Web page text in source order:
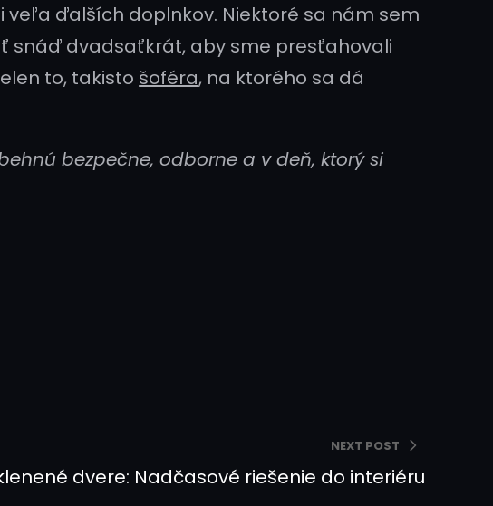
veľa ďalších doplnkov. Niektoré sa nám sem
snáď dvadsaťkrát, aby sme presťahovali
to, takisto šoféra, na ktorého sa dá
bezpečne, odborne a v deň, ktorý si
NEXT POST
dvere: Nadčasové riešenie do interiéru